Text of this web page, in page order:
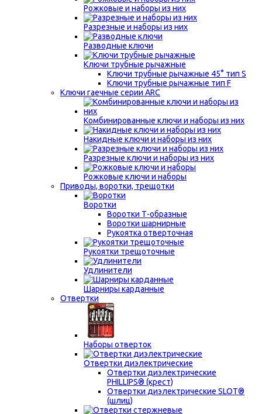
Рожковые и наборы из них
Разрезные и наборы из них
Разводные ключи
Ключи трубные рычажные
Ключи трубные рычажные 45° тип S
Ключи трубные рычажные тип F
Ключи гаечные серии ARC
Комбинированные ключи и наборы из них
Накидные ключи и наборы из них
Разрезные ключи и наборы из них
Рожковые ключи и наборы
Приводы, воротки, трещотки
Воротки
Воротки Т-образные
Воротки шарнирные
Рукоятка отверточная
Рукоятки трещоточные
Удлинители
Шарниры карданные
Отвертки
Наборы отверток
Отвертки диэлектрические
Отвертки диэлектрические
PHILLIPS® (крест)
Отвертки диэлектрические SLOT®
(шлиц)